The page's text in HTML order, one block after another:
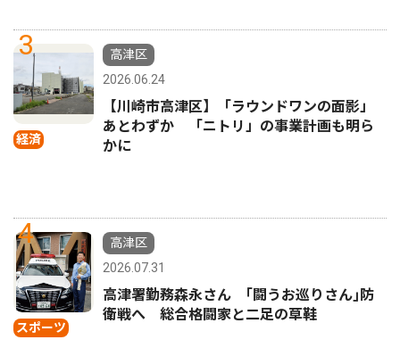
3
経済
高津区
2026.06.24
【川崎市高津区】「ラウンドワンの面影」
あとわずか 「ニトリ」の事業計画も明ら
かに
4
スポーツ
高津区
2026.07.31
高津署勤務森永さん ｢闘うお巡りさん｣防
衛戦へ 総合格闘家と二足の草鞋